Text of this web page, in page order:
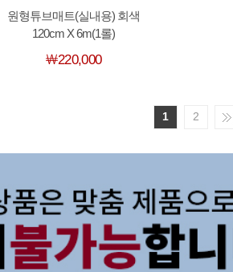
원형튜브매트(실내용) 회색
120cm X 6m(1롤)
￦220,000
1 2